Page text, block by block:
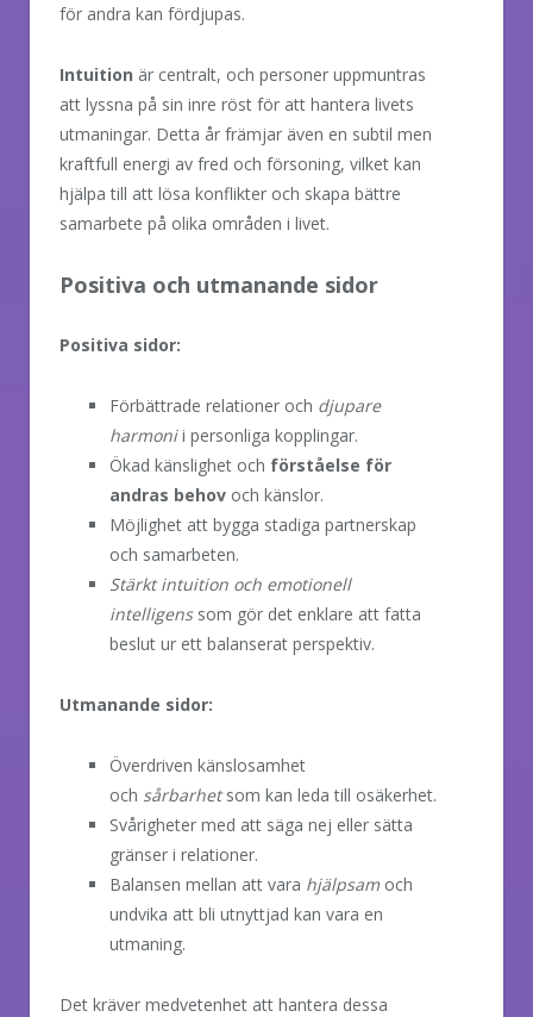
för andra kan fördjupas.
Intuition är centralt, och personer uppmuntras
att lyssna på sin inre röst för att hantera livets
utmaningar. Detta år främjar även en subtil men
kraftfull energi av fred och försoning, vilket kan
hjälpa till att lösa konflikter och skapa bättre
samarbete på olika områden i livet.
Positiva och utmanande sidor
Positiva sidor:
Förbättrade relationer och djupare
harmonii personliga kopplingar.
Ökad känslighet och förståelse för
andras behov och känslor.
Möjlighet att bygga stadiga partnerskap
och samarbeten.
Stärkt intuition och emotionell
intelligenssom gör det enklare att fatta
beslut ur ett balanserat perspektiv.
Utmanande sidor:
Överdriven känslosamhet
och sårbarhetsom kan leda till osäkerhet.
Svårigheter med att säga nej eller sätta
gränser i relationer.
Balansen mellan att vara hjälpsam och
undvika att bli utnyttjad kan vara en
utmaning.
Det kräver medvetenhet att hantera dessa